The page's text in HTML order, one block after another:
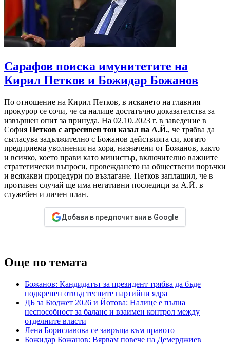
Сарафов поиска имунитетите на
Кирил Петков и Божидар Божанов
По отношение на Кирил Петков, в искането на главния
прокурор се сочи, че са налице достатъчно доказателства за
извършен опит за принуда. На 02.10.2023 г. в заведение в
София Петков с агресивен тон казал на А.Й., че трябва да
съгласува задължително с Божанов действията си, когато
предприема уволнения на хора, назначени от Божанов, както
и всичко, което прави като министър, включително важните
стратегически въпроси, провеждането на обществени поръчки
и всякакви процедури по възлагане. Петков заплашил, че в
противен случай ще има негативни последици за А.Й. в
служебен и личен план.
Добави в предпочитани в Google
Още по темата
Божанов: Кандидатът за президент трябва да бъде
подкрепен отвъд тесните партийни ядра
ДБ за Бюджет 2026 и Йотова: Налице е пълна
неспособност за баланс и взаимен контрол между
отделните власти
Лена Бориславова се завръща към правото
Божидар Божанов: Вярвам повече на Демерджиев